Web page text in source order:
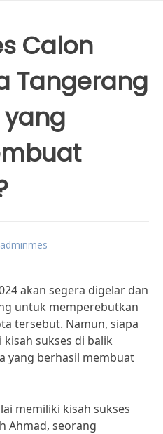
Calon
Tangerang
yang
adminmes
akan segera digelar dan
untuk memperebutkan
tersebut. Namun, siapa
sukses di balik
yang berhasil membuat
memiliki kisah sukses
Ahmad, seorang